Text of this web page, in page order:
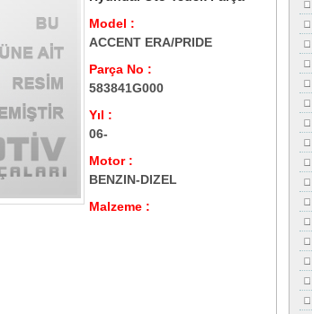
Model :
ACCENT ERA/PRIDE
Parça No :
583841G000
Yıl :
06-
Motor :
BENZIN-DIZEL
Malzeme :